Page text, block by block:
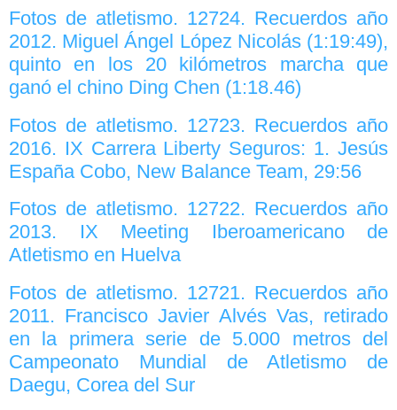
Fotos de atletismo. 12724. Recuerdos año
2012. Miguel Ángel López Nicolás (1:19:49),
quinto en los 20 kilómetros marcha que
ganó el chino Ding Chen (1:18.46)
Fotos de atletismo. 12723. Recuerdos año
2016. IX Carrera Liberty Seguros: 1. Jesús
España Cobo, New Balance Team, 29:56
Fotos de atletismo. 12722. Recuerdos año
2013. IX Meeting Iberoamericano de
Atletismo en Huelva
Fotos de atletismo. 12721. Recuerdos año
2011. Francisco Javier Alvés Vas, retirado
en la primera serie de 5.000 metros del
Campeonato Mundial de Atletismo de
Daegu, Corea del Sur